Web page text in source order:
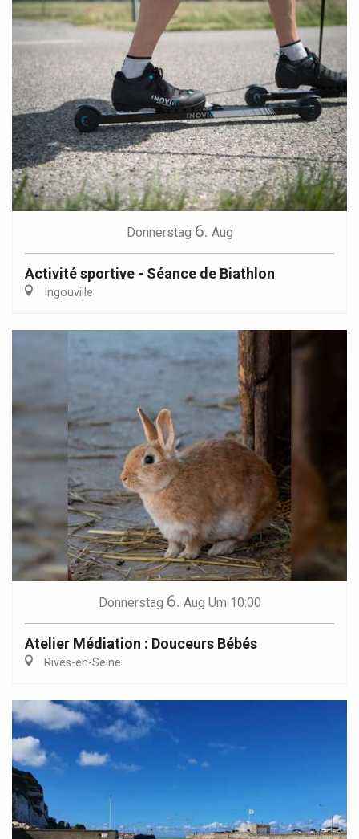
Donnerstag 6. Aug
Activité sportive - Séance de Biathlon
Ingouville
Donnerstag 6. Aug Um 10:00
Atelier Médiation : Douceurs Bébés
Rives-en-Seine